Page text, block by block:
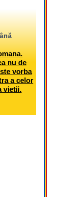
nu de
vorba
a celor
vietii.